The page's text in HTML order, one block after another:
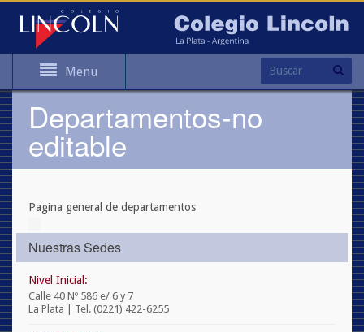
Menu
Departamentos-no
editable
Pagina general de departamentos
Nuestras Sedes
Nivel Inicial:
Calle 40 Nº 586 e/ 6 y 7
La Plata | Tel. (0221) 422-6255